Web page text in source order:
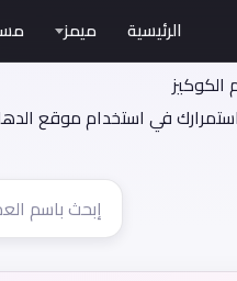
في استخدام موقع
الرئيسية ميمز